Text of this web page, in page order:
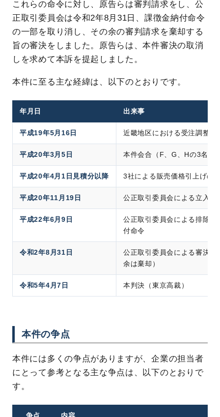
これらの命令に対し、原告らは審判請求をし、公
正取引委員会は令和2年8月31日、課徴金納付命令
の一部を取り消し、その余の審判請求を棄却する
旨の審決をしました。原告らは、本件審決の取消
しを求めて本訴を提起しました。
本件に至る主な経緯は、以下のとおりです。
年月日 出来事
平成19年5月16日 近畿地区における受注調整（
平成20年3月5日 本件会合（F、G、Hの3名に
平成20年4月1日見積分以降 3社による販売価格引上げの
平成20年11月19日 公正取引委員会による立入検
平成22年6月9日
公正取引委員会による排除措
付命令
令和2年8月31日
公正取引委員会による審決（
余は棄却）
令和5年4月7日 本判決（東京高裁）
本件の争点
本件には多くの争点がありますが、企業の担当者
にとって参考となる主な争点は、以下のとおりで
す。
争点 内容